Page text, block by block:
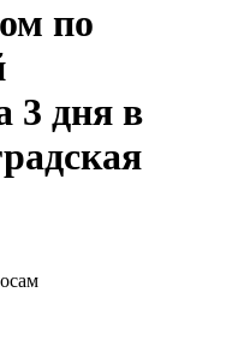
по
3 дня в